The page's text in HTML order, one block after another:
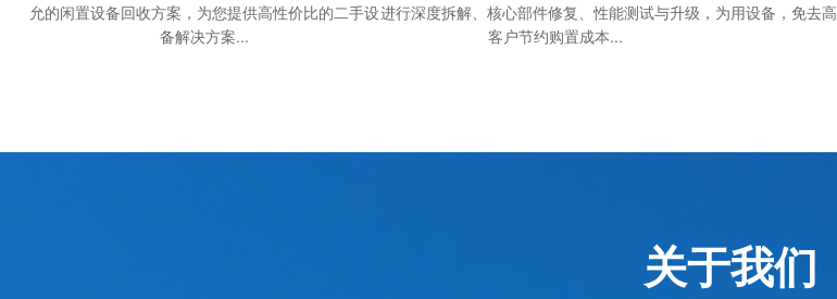
允的闲置设备回收方案，为您提供高性价比的二手设
备解决方案...
进行深度拆解、核心部件修复、性能测试与升级，为
客户节约购置成本...
用设备，免去
关于我们